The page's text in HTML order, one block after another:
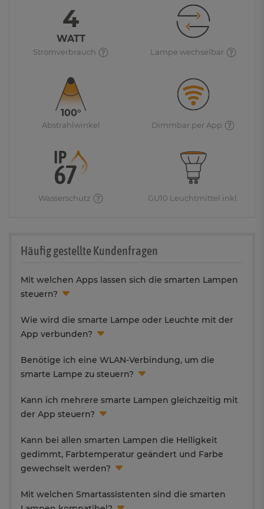
4
WATT
Stromverbrauch Lampe wechselbar
100°
Abstrahlwinkel Dimmbar per App
Wasserschutz GU10 Leuchtmittel inkl.
Häufig gestellte Kundenfragen
Mit welchen Apps lassen sich die smarten Lampen
steuern?
Wie wird die smarte Lampe oder Leuchte mit der
App verbunden?
Benötige ich eine WLAN-Verbindung, um die
smarte Lampe zu steuern?
Kann ich mehrere smarte Lampen gleichzeitig mit
der App steuern?
Kann bei allen smarten Lampen die Helligkeit
gedimmt, Farbtemperatur geändert und Farbe
gewechselt werden?
Mit welchen Smartassistenten sind die smarten